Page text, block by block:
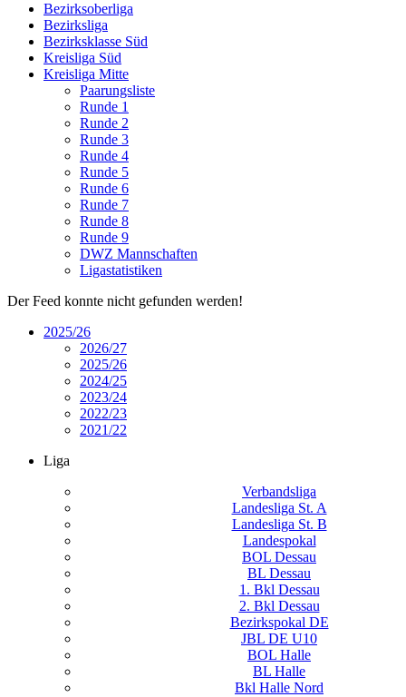
Bezirksoberliga
Bezirksliga
Bezirksklasse Süd
Kreisliga Süd
Kreisliga Mitte
Paarungsliste
Runde 1
Runde 2
Runde 3
Runde 4
Runde 5
Runde 6
Runde 7
Runde 8
Runde 9
DWZ Mannschaften
Ligastatistiken
Der Feed konnte nicht gefunden werden!
2025/26
2026/27
2025/26
2024/25
2023/24
2022/23
2021/22
Liga
Verbandsliga
Landesliga St. A
Landesliga St. B
Landespokal
BOL Dessau
BL Dessau
1. Bkl Dessau
2. Bkl Dessau
Bezirkspokal DE
JBL DE U10
BOL Halle
BL Halle
Bkl Halle Nord